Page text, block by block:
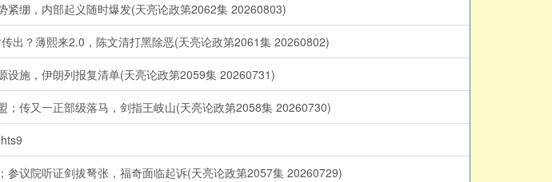
紧绷，内部起义随时爆发(天亮论政第2062集 20260803)
出？薄熙来2.0，陈文清打黑除恶(天亮论政第2061集 20260802)
设施，伊朗列报复清单(天亮论政第2059集 20260731)
传又一正部级落马，剑指王岐山(天亮论政第2058集 20260730)
议院听证剑拔弩张，福奇面临起诉(天亮论政第2057集 20260729)